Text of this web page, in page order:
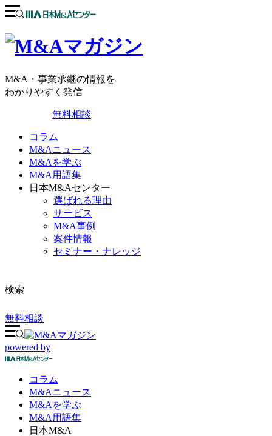
M&A・事業承継の情報を
わかりやすく発信
無料相談
コラム
M&Aニュース
M&Aを学ぶ
M&A用語集
日本M&Aセンター
選ばれる理由
サービス
M&A事例
案件情報
セミナー・ナレッジ
検索
無料相談
powered by
コラム
M&Aニュース
M&Aを学ぶ
M&A 用語集
日本M&A